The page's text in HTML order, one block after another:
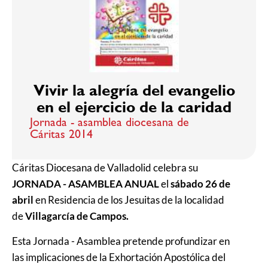
Vivir la alegría del evangelio
en el ejercicio de la caridad
Jornada - asamblea diocesana de
Cáritas 2014
Cáritas Diocesana de Valladolid celebra su
JORNADA - ASAMBLEA ANUALelsábado 26 de
abrilen Residencia de los Jesuitas de la localidad
deVillagarcía de Campos.
Esta Jornada - Asamblea pretende profundizar en
las implicaciones de la Exhortación Apostólica del